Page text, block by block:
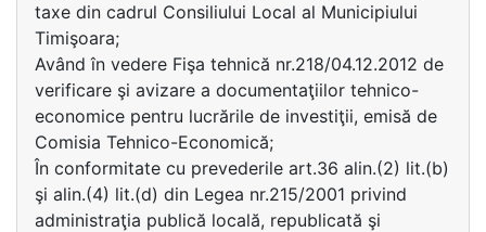
taxe din cadrul Consiliului Local al Municipiului
Timişoara;
Având în vedere Fişa tehnică nr.218/04.12.2012 de
verificare şi avizare a documentaţiilor tehnico-
economice pentru lucrările de investiţii, emisă de
Comisia Tehnico-Economică;
În conformitate cu prevederile art.36 alin.(2) lit.(b)
şi alin.(4) lit.(d) din Legea nr.215/2001 privind
administraţia publică locală, republicată şi